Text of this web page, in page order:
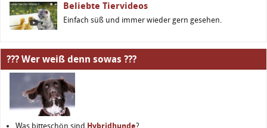
Beliebte Tiervideos
Einfach süß und immer wieder gern gesehen.
??? Wer weiß denn sowas ???
Was bitteschön sind Hybridhunde?